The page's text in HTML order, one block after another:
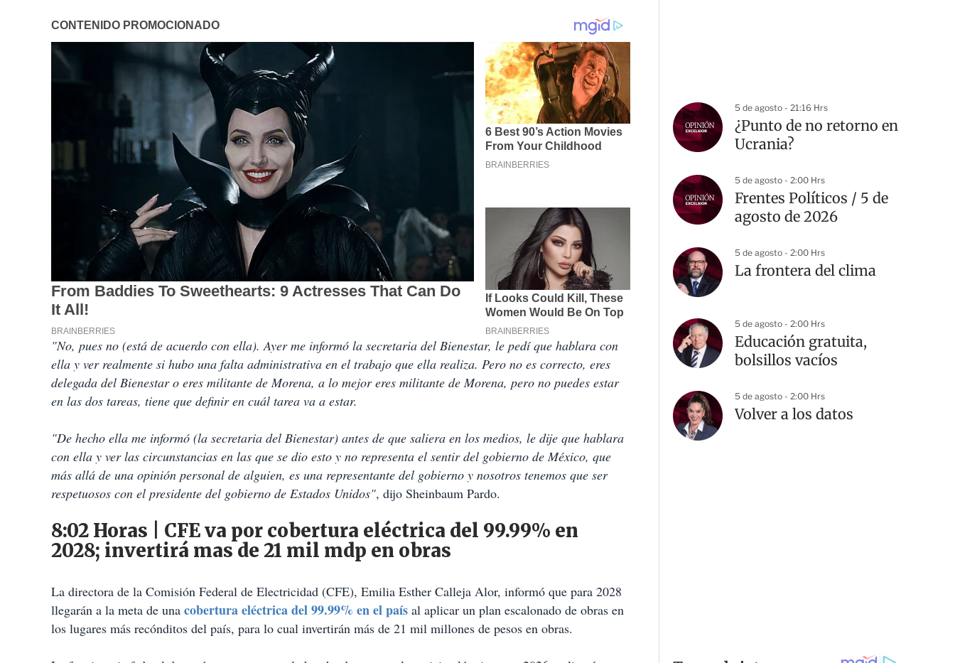
"No, pues no (está de acuerdo con ella). Ayer me informó la secretaria del Bienestar, le pedí que hablara con
ella y ver realmente si hubo una falta administrativa en el trabajo que ella realiza. Pero no es correcto, eres
delegada del Bienestar o eres militante de Morena, a lo mejor eres militante de Morena, pero no puedes estar
en las dos tareas, tiene que definir en cuál tarea va a estar.
"De hecho ella me informó (la secretaria del Bienestar) antes de que saliera en los medios, le dije que hablara
con ella y ver las circunstancias en las que se dio esto y no representa el sentir del gobierno de México, que
más allá de una opinión personal de alguien, es una representante del gobierno y nosotros tenemos que ser
respetuosos con el presidente del gobierno de Estados Unidos", dijo Sheinbaum Pardo.
8:02 Horas | CFE va por cobertura eléctrica del 99.99% en
2028; invertirá mas de 21 mil mdp en obras
La directora de la Comisión Federal de Electricidad (CFE), Emilia Esther Calleja Alor, informó que para 2028
llegarán a la meta de una cobertura eléctrica del 99.99% en el país al aplicar un plan escalonado de obras en
los lugares más recónditos del país, para lo cual invertirán más de 21 mil millones de pesos en obras.
5 de agosto - 21:16 Hrs
¿Punto de no retorno en
Ucrania?
5 de agosto - 2:00 Hrs
Frentes Políticos / 5 de
agosto de 2026
5 de agosto - 2:00 Hrs
La frontera del clima
5 de agosto - 2:00 Hrs
Educación gratuita,
bolsillos vacíos
5 de agosto - 2:00 Hrs
Volver a los datos